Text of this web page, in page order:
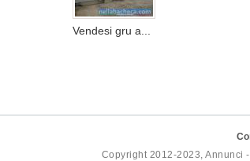
Vendesi gru a...
Copyright 2012-2023, Annunci